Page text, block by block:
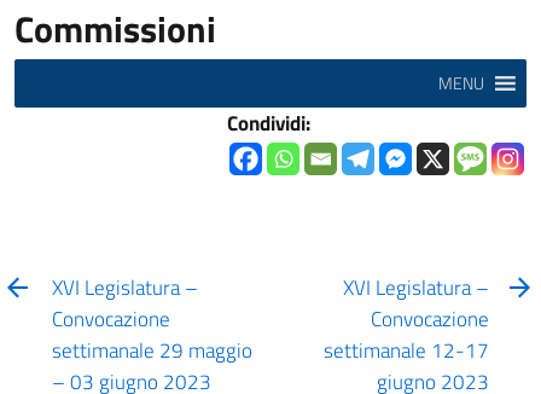
Commissioni
MENU
Condividi:
XVI Legislatura –
Convocazione
settimanale 29 maggio
– 03 giugno 2023
XVI Legislatura –
Convocazione
settimanale 12-17
giugno 2023